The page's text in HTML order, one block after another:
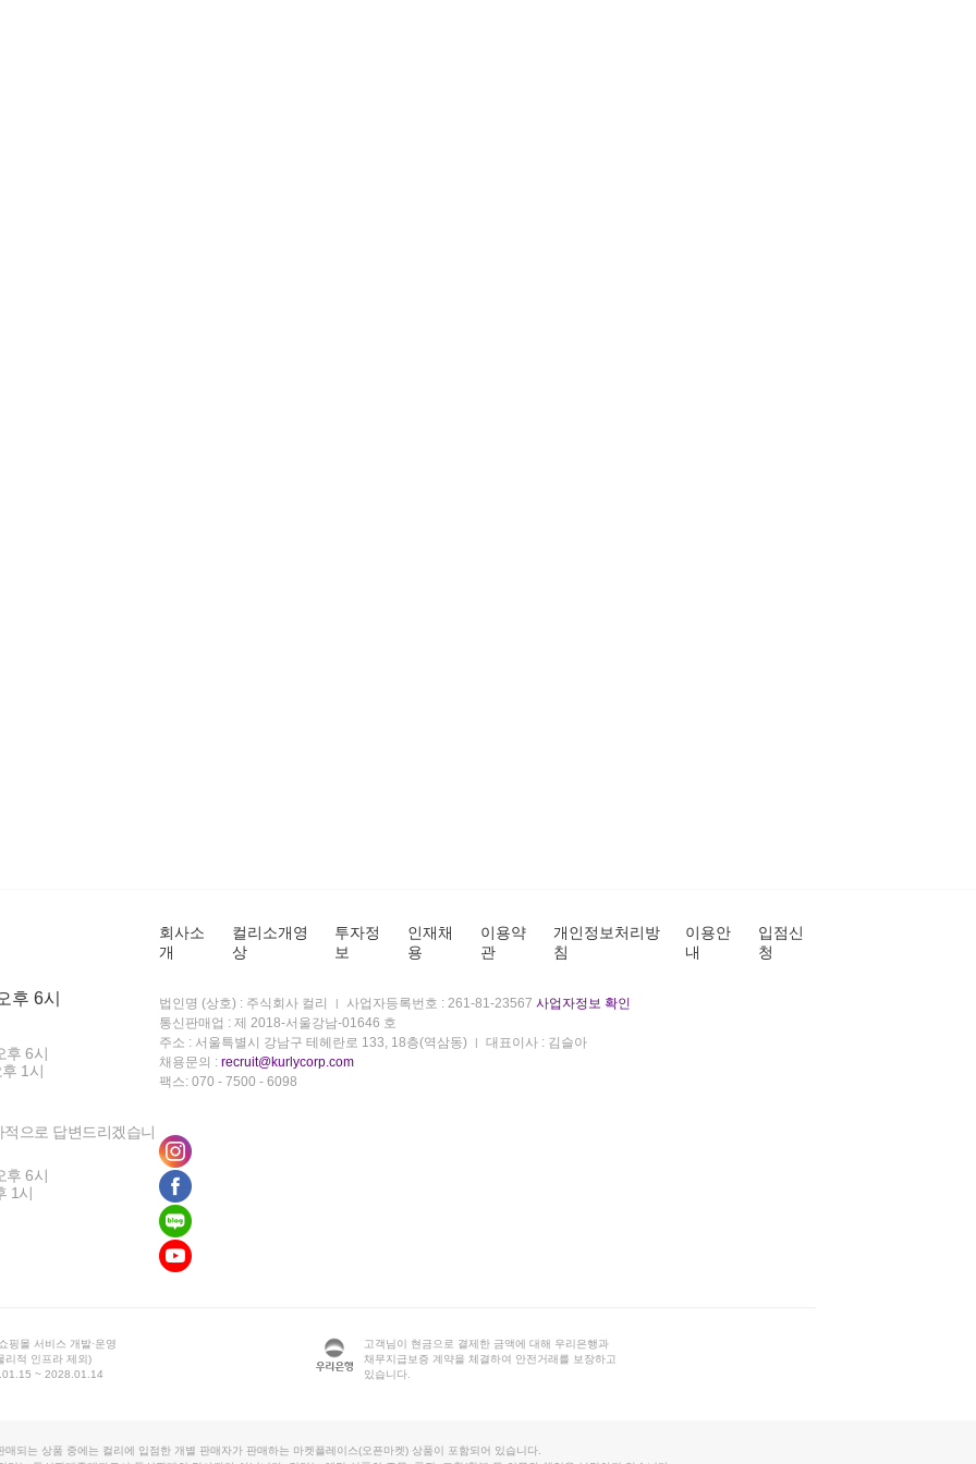
후 6시
후 6시
1시
으로 답변드리겠습니
후 6시
1시
회사소
개
컬리소개영
상
투자정
보
인재채
용
이용약
관
개인정보처리방
침
이용안
내
입점신
청
법인명 (상호) : 주식회사 컬리 사업자등록번호 : 261-81-23567 사업자정보 확인
통신판매업 : 제 2018-서울강남-01646 호
주소 : 서울특별시 강남구 테헤란로 133, 18층(역삼동)
대표이사 : 김슬아
채용문의 : recruit@kurlycorp.com
팩스: 070 - 7500 - 6098
핑몰 서비스 개발·운영
리적 인프라 제외)
~ 2028.01.14
고객님이 현금으로 결제한 금액에 대해 우리은행과
채무지급보증 계약을 체결하여 안전거래를 보장하고
있습니다.
매되는 상품 중에는 컬리에 입점한 개별 판매자가 판매하는 마켓플레이스(오픈마켓) 상품이 포함되어 있습니다.